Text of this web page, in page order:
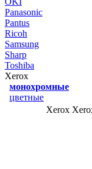
Panasonic
Pantus
Ricoh
Samsung
Sharp
Toshiba
Xerox
монохромные
цветные
Xerox